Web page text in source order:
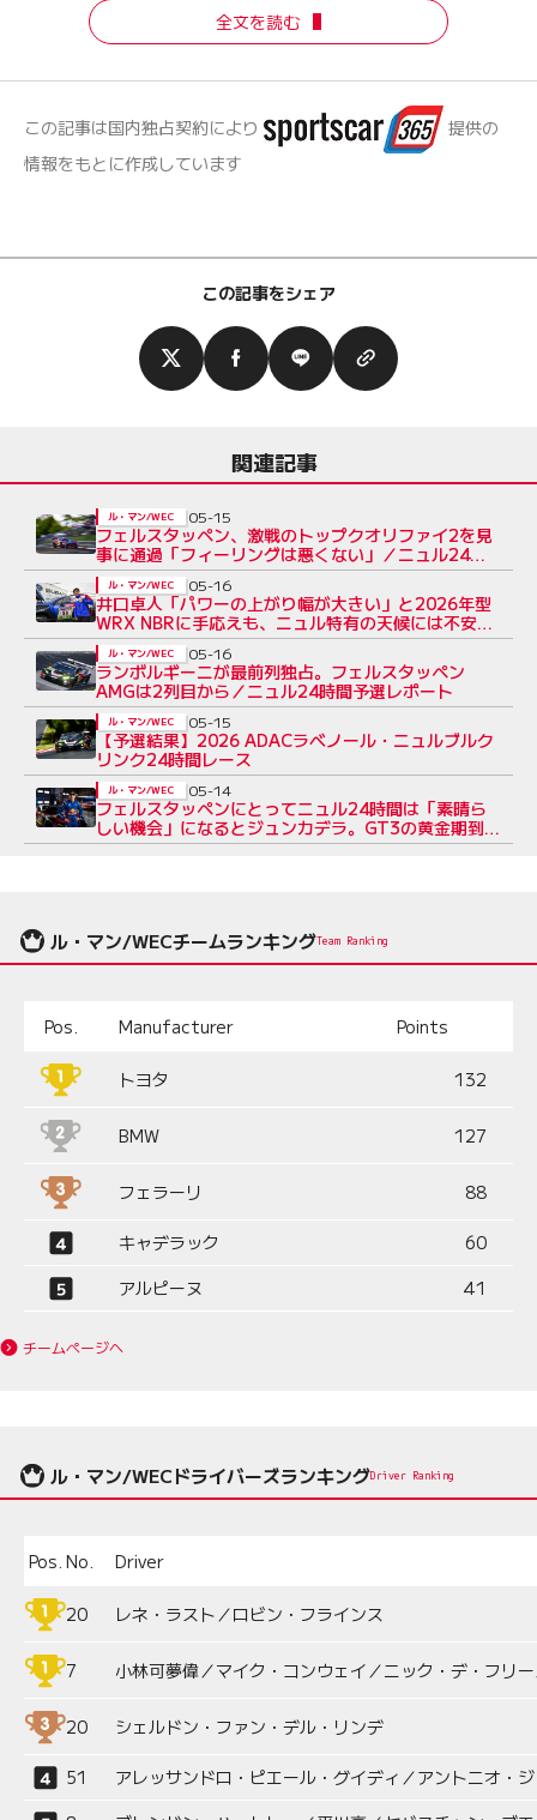
全文を読む
この記事は国内独占契約により
提供の
情報をもとに作成しています
この記事をシェア
関連記事
フェルスタッペン、激戦のトップクオリファイ2を見
事に通過「フィーリングは悪くない」／ニュル24時
間
ル・マン/WEC 05-15
井口卓人「パワーの上がり幅が大きい」と2026年型
WRX NBRに手応えも、ニュル特有の天候には不安要
素も
ル・マン/WEC 05-16
ランボルギーニが最前列独占。フェルスタッペン
AMGは2列目から／ニュル24時間予選レポート
ル・マン/WEC 05-16
【予選結果】2026 ADACラベノール・ニュルブルク
リンク24時間レース
ル・マン/WEC 05-15
フェルスタッペンにとってニュル24時間は「素晴ら
しい機会」になるとジュンカデラ。GT3の黄金期到来
とも
ル・マン/WEC 05-14
ル・マン/WECチームランキングTeam Ranking
Pos. Manufacturer Points
トヨタ 132
BMW 127
フェラーリ 88
キャデラック
60
アルピーヌ
41
チームページへ
ル・マン/WECドライバーズランキングDriver Ranking
Pos. No. Driver
20 レネ・ラスト／ロビン・フラインス
7 小林可夢偉／マイク・コンウェイ／ニック・デ・フリ
20 シェルドン・ファン・デル・リンデ
51
アレッサンドロ・ピエール・グイディ／アントニオ・